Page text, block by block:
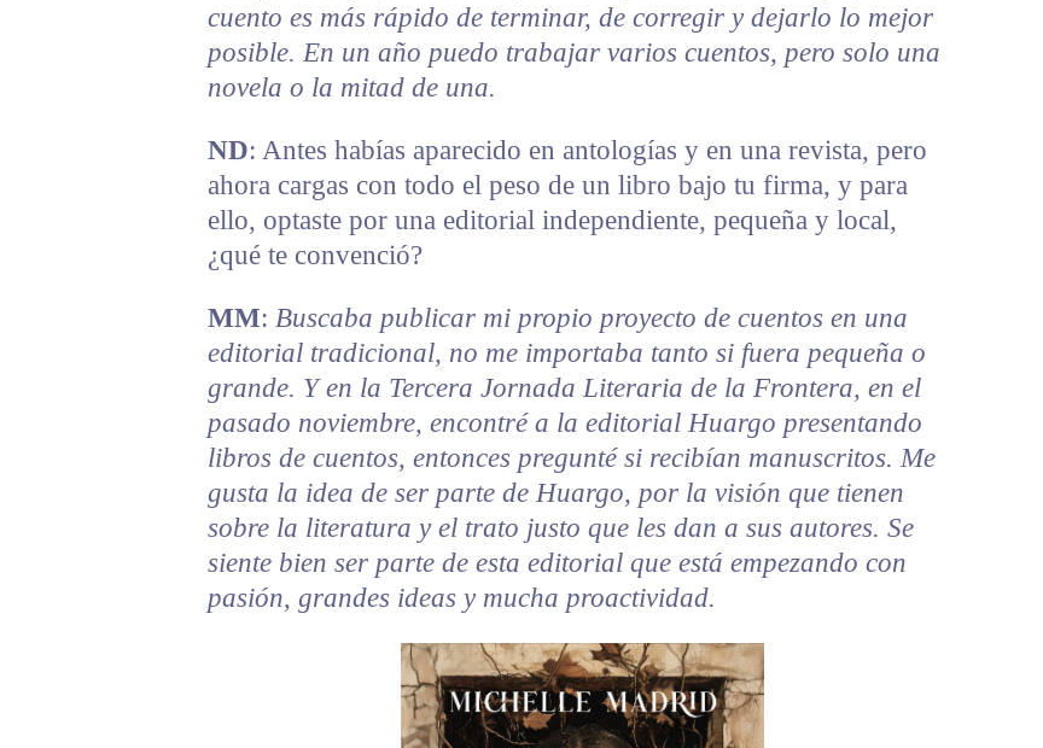
cuento es más rápido de terminar, de corregir y dejarlo lo mejor
posible. En un año puedo trabajar varios cuentos, pero solo una
novela o la mitad de una.
ND: Antes habías aparecido en antologías y en una revista, pero
ahora cargas con todo el peso de un libro bajo tu firma, y para
ello, optaste por una editorial independiente, pequeña y local,
¿qué te convenció?
MM: Buscaba publicar mi propio proyecto de cuentos en una
editorial tradicional, no me importaba tanto si fuera pequeña o
grande. Y en la Tercera Jornada Literaria de la Frontera, en el
pasado noviembre, encontré a la editorial Huargo presentando
libros de cuentos, entonces pregunté si recibían manuscritos. Me
gusta la idea de ser parte de Huargo, por la visión que tienen
sobre la literatura y el trato justo que les dan a sus autores. Se
siente bien ser parte de esta editorial que está empezando con
pasión, grandes ideas y mucha proactividad.